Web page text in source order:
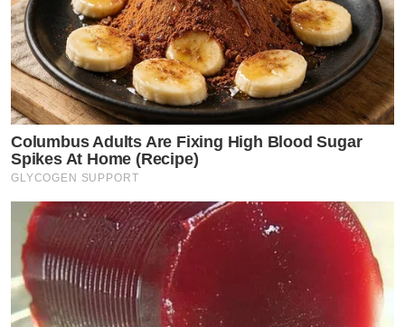
Columbus Adults Are Fixing High Blood Sugar
Spikes At Home (Recipe)
GLYCOGEN SUPPORT